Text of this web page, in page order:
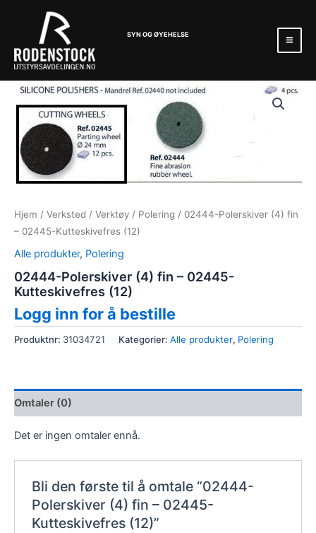
innholdet
SYN OG ØYEHELSE
Hjem / Verksted / Verktøy / Polering / 02444-Polerskiver (4) fin
– 02445-Kutteskivefres (12)
Alle produkter, Polering
02444-Polerskiver (4) fin – 02445-
Kutteskivefres (12)
Logg inn for å bestille
Produktnr: 31034721 Kategorier: Alle produkter, Polering
Omtaler (0)
Det er ingen omtaler ennå.
Bli den første til å omtale “02444-
Polerskiver (4) fin – 02445-
Kutteskivefres (12)”